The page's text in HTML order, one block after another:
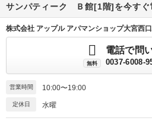
サンパティーク Ｂ館[1階]を今すぐ
株式会社 アップル アパマンショップ大宮西
無料
電話で問
0037-6008-
営業時間 10:00〜19:00
定休日 水曜